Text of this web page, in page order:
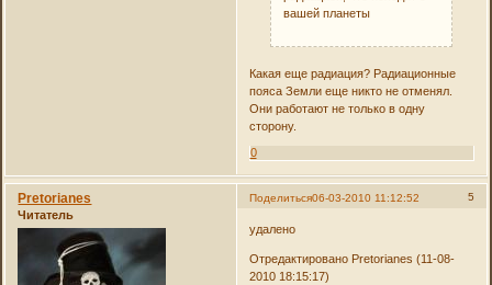
вашей планеты
Какая еще радиация? Радиационные
пояса Земли еще никто не отменял.
Они работают не только в одну
сторону.
0
Поделиться 5
06-03-2010 11:12:52
Pretorianes
Читатель
удалено
Отредактировано Pretorianes (11-08-
2010 18:15:17)